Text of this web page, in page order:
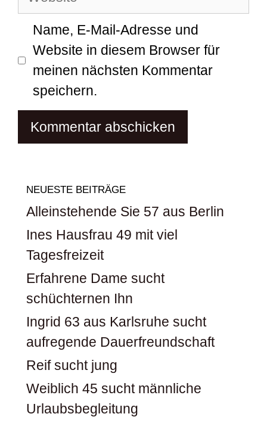
Name, E-Mail-Adresse und
Website in diesem Browser für
meinen nächsten Kommentar
speichern.
NEUESTE BEITRÄGE
Alleinstehende Sie 57 aus Berlin
Ines Hausfrau 49 mit viel
Tagesfreizeit
Erfahrene Dame sucht
schüchternen Ihn
Ingrid 63 aus Karlsruhe sucht
aufregende Dauerfreundschaft
Reif sucht jung
Weiblich 45 sucht männliche
Urlaubsbegleitung